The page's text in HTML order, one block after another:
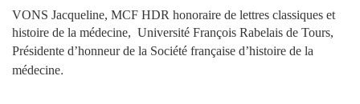
VONS Jacqueline, MCF HDR honoraire de lettres classiques et
histoire de la médecine, Université François Rabelais de Tours,
Présidente d’honneur de la Société française d’histoire de la
médecine.